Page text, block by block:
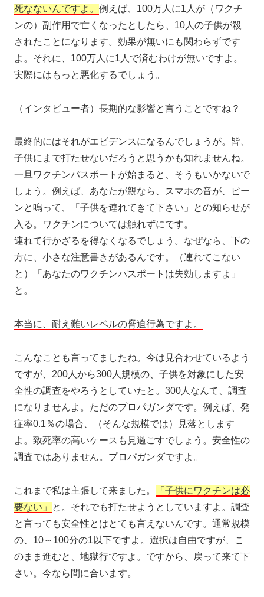
死なないんですよ。 例えば、100万人に1人が（ワクチ
ンの）副作用で亡くなったとしたら、10人の子供が殺
されたことになります。効果が無いにも関わらずです
よ。それに、100万人に1人で済むわけが無いですよ。
実際にはもっと悪化するでしょう。
（インタビュー者）長期的な影響と言うことですね？
最終的にはそれがエビデンスになるんでしょうが。皆、
子供にまで打たせないだろうと思うかも知れませんね。
一旦ワクチンパスポートが始まると、そうもいかないで
しょう。例えば、あなたが親なら、スマホの音が、ピー
ンと鳴って、「子供を連れてきて下さい」との知らせが
入る。ワクチンについては触れずにです。
連れて行かざるを得なくなるでしょう。なぜなら、下の
方に、小さな注意書きがあるんです。（連れてこない
と）「あなたのワクチンパスポートは失効しますよ」
と。
本当に、耐え難いレベルの脅迫行為ですよ。
こんなことも言ってましたね。今は見合わせているよう
ですが、200人から300人規模の、子供を対象にした安
全性の調査をやろうとしていたと。300人なんて、調査
になりませんよ。ただのプロパガンダです。例えば、発
症率0.1％の場合、（そんな規模では）見落とします
よ。致死率の高いケースも見過ごすでしょう。安全性の
調査ではありません。プロパガンダですよ。
これまで私は主張して来ました。
「子供にワクチンは必
要ない」
と。それでも打たせようとしていますよ。調査
と言っても安全性とはとても言えないんです。通常規模
の、10～100分の1以下ですよ。選択は自由ですが、こ
のまま進むと、地獄行ですよ。ですから、戻って来て下
さい。今なら間に合います。